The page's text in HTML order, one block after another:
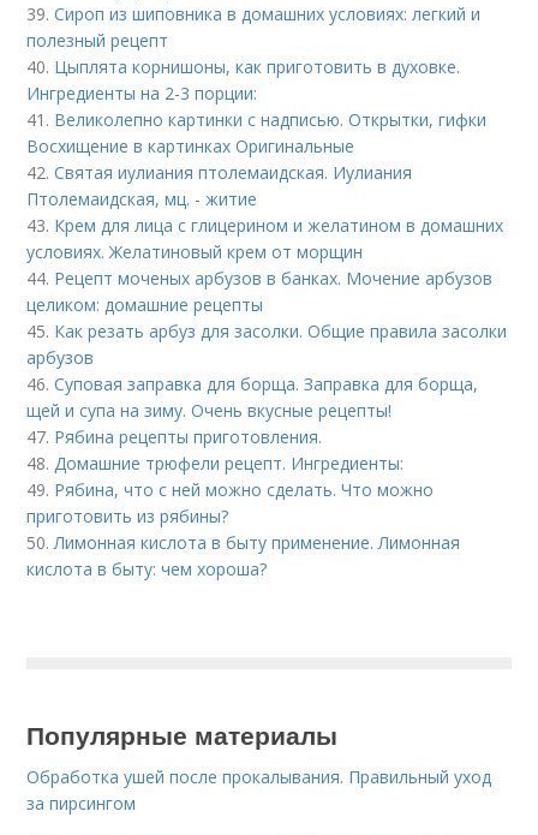
39.Сироп из шиповника в домашних условиях: легкий и
полезный рецепт
40. Цыплята корнишоны, как приготовить в духовке.
Ингредиенты на 2-3 порции:
41. Великолепно картинки с надписью. Открытки, гифки
Восхищение в картинках Оригинальные
42.Святая иулиания птолемаидская. Иулиания
Птолемаидская, мц. - житие
43. Крем для лица с глицерином и желатином в домашних
условиях. Желатиновый крем от морщин
44. Рецепт моченых арбузов в банках. Мочение арбузов
целиком: домашние рецепты
45. Как резать арбуз для засолки. Общие правила засолки
арбузов
46.Суповая заправка для борща. Заправка для борща,
щей и супа на зиму. Очень вкусные рецепты!
47. Рябина рецепты приготовления.
48.Домашние трюфели рецепт. Ингредиенты:
49. Рябина, что с ней можно сделать. Что можно
приготовить из рябины?
50.Лимонная кислота в быту применение. Лимонная
кислота в быту: чем хороша?
Популярные материалы
Обработка ушей после прокалывания. Правильный уход
за пирсингом